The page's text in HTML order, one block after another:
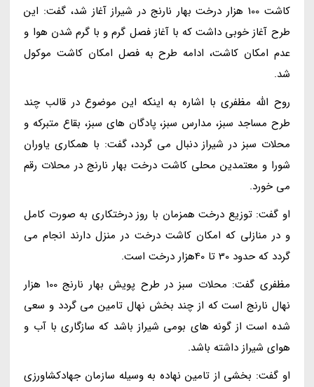
کاشت 100 هزار درخت بهار نارنج در شیراز آغاز شد، گفت: این
طرح آغاز خوبی داشت که با آغاز فصل گرم و با گرم شدن هوا و
عدم امکان کاشت، ادامه طرح به فصل امکان کاشت موکول
شد.
روح الله مظفری با اشاره به اینکه این موضوع در قالب چند
طرح مساجد سبز، مدارس سبز، پادگان های سبز، بقاع متبرکه و
محلات سبز در شیراز دنبال می گردد، گفت: با همکاری یاوران
شورا و معتمدین محلی کاشت درخت بهار نارنج در محلات رقم
می خورد.
او گفت: توزیع درخت همزمان با روز درختکاری به صورت کامل
و در منازلی که امکان کاشت درخت در منزل دارند انجام می
گردد که حدود 30 تا 40هزار درخت است.
مظفری گفت: محلات سبز در طرح پویش بهار نارنج 100 هزار
نهال نارنج است که از چند بخش نهال تامین می گردد و سعی
شده است از گونه های بومی شیراز باشد که سازگاری با آب و
هوای شیراز داشته باشد.
او گفت: بخشی از تامین نهاده به وسیله سازمان جهادکشاورزی